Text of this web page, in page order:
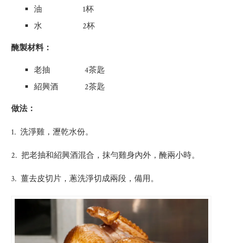
油 1杯
水 2杯
醃製材料：
老抽 4茶匙
紹興酒 2茶匙
做法：
1. 洗淨雞，瀝乾水份。
2. 把老抽和紹興酒混合，抹勻雞身內外，醃兩小時。
3. 薑去皮切片，蔥洗淨切成兩段，備用。